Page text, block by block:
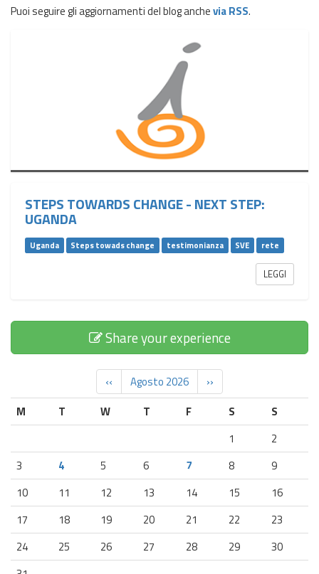
Puoi seguire gli aggiornamenti del blog anchevia RSS.
STEPS TOWARDS CHANGE - NEXT STEP:
UGANDA
Uganda Steps towads change testimonianza SVE rete
LEGGI
Share your experience
‹‹ Agosto 2026
››
M
T W T F S
S
1
2
3
4 5 6 7 8
9
10
11 12 13 14 15
16
17
18 19 20 21 22
23
24
25 26 27 28 29
30